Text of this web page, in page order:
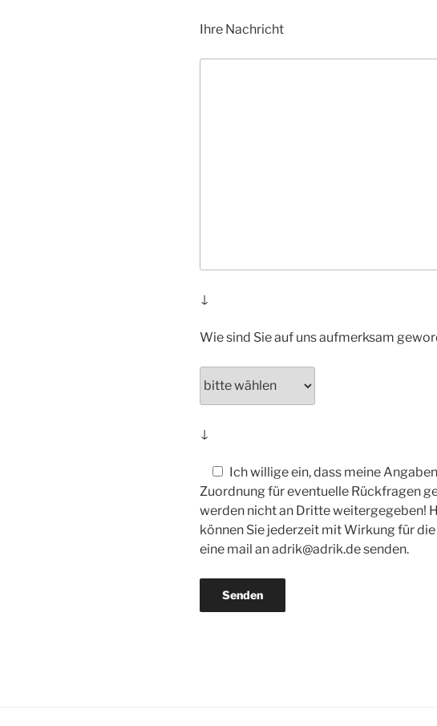
Ihre Nachricht
↓
Wie sind Sie auf uns aufmerksam
↓
Ich willige ein, dass meine
Zuordnung für eventuelle Rückfragen
werden nicht an Dritte weitergegeben!
können Sie jederzeit mit Wirkung für
eine mail an adrik@adrik.de senden.